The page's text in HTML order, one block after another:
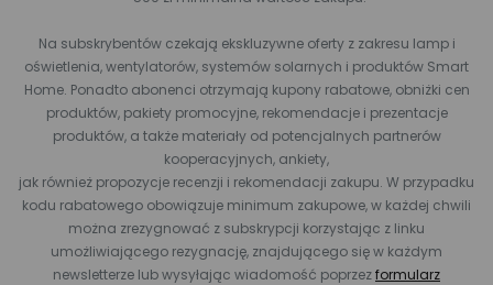
Na subskrybentów czekają ekskluzywne oferty z zakresu lamp i
oświetlenia, wentylatorów, systemów solarnych i produktów Smart
Home. Ponadto abonenci otrzymają kupony rabatowe, obniżki cen
produktów, pakiety promocyjne, rekomendacje i prezentacje
produktów, a także materiały od potencjalnych partnerów
kooperacyjnych, ankiety,
jak również propozycje recenzji i rekomendacji zakupu. W przypadku
kodu rabatowego obowiązuje minimum zakupowe, w każdej chwili
można zrezygnować z subskrypcji korzystając z linku
umożliwiającego rezygnację, znajdującego się w każdym
newsletterze lub wysyłając wiadomość poprzezformularz